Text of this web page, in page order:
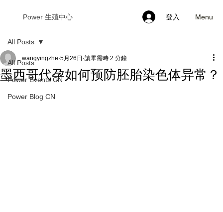
Power 生殖中心 登入 Menu
All Posts
Power Events CN
Power Blog CN
All Posts
墨西哥代孕如何预防胚胎染色体异常？
wangyingzhe 5月26日 讀畢需時 2 分鐘